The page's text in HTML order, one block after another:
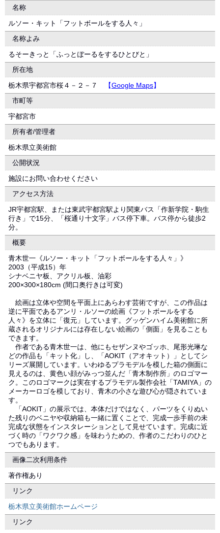
名称
ルソー・キット「フットボールをする人々」
名称よみ
るそーきっと「ふっとぼーるをするひとびと」
所在地
栃木県宇都宮市桜４－２－７
【Google Maps】
市町等
宇都宮市
所有者/管理者
栃木県立美術館
公開状況
施設にお問い合わせください
アクセス方法
JR宇都宮駅、または東武宇都宮駅より関東バス「作新学院・駒生
行き」で15分、「桜通り十文字」バス停下車。バス停から徒歩2
分。
概要
青木世一《ルソー・キット「フットボールをする人々」》
2003（平成15）年
シナベニヤ板、アクリル板、油彩
200×300×180cm (間口奥行きは可変)
絵画は立体や空間を平面上にあらわす芸術ですが、この作品は
逆に平面であるアンリ・ルソーの絵画《フットボールをする
人々》を立体に「復元」しています。グッゲンハイム美術館に所
蔵されるオリジナルには存在しない絵画の「側面」を見ることも
できます。
作者である青木世一は、他にもセザンヌやゴッホ、尾形光琳な
どの作品も「キット化」し、「AOKIT（アオキット）」としてシ
リーズ展開しています。いわゆるプラモデルを模した箱の側面に
見えるのは、黄色い顔がみっつ並んだ「青木制作所」のロゴマー
ク。このロゴマークは実在するプラモデル製作会社「TAMIYA」の
メーカーロゴを模しており、青木の小さな遊び心が隠されていま
す。
「AOKIT」の展示では、本体だけではなく、パーツをくりぬい
た残りのベニヤや収納箱も一緒に置くことで、完成一歩手前の未
完成な状態をインスタレーションとして見せています。完成に近
づく時の「ワクワク感」を味わうための、作者のこだわりのひと
つでもあります。
画像二次利用条件
著作権あり
リンク
栃木県立美術館ホームページ
リンク